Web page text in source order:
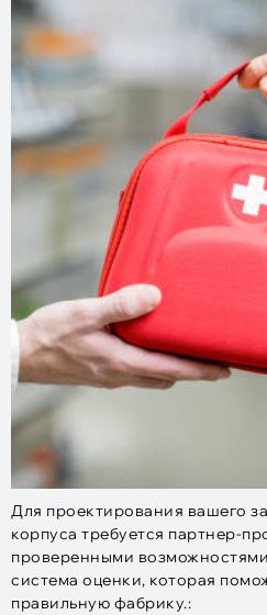
Для проектирования вашего
корпуса требуется партнер-
проверенными
система оценки, которая
правильную фабрику.: